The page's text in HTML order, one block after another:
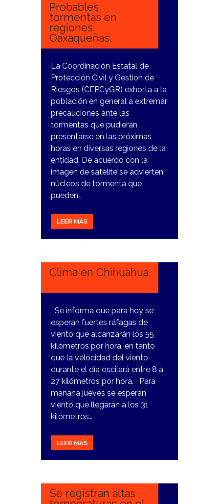
Probables
tormentas en
regiones
Oaxaqueñas.
La Coordinación Estatal de
Protección Civil y Gestión de
Riesgos (CEPCyGR) exhorta a la
población en general a extremar
precauciones ante las
tormentas que pudieran
presentarse en las próximas
horas en diversas regiones de la
entidad. De acuerdo con la
imagen de satélite se advierten
núcleos de tormenta que
pueden…
LEER MÁS
13
Clima en Chihuahua
Se informa que para hoy se
esperan fuertes ráfagas de
viento que alcanzarán los 55
kilómetros por hora, en tanto
que la velocidad del viento
durante el día oscilará entre 8 a
27 kilómetros por hora. Para
mañana jueves se esperan
viento que llegarán a los 31
kilómetros…
LEER MÁS
12
Se registran altas